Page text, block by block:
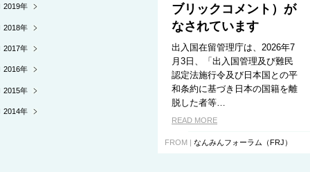
ブリックコメント）が
なされています
出入国在留管理庁は、2026年7
月3日、「出入国管理及び難民
認定法施行令及び日本国との平
和条約に基づき日本の国籍を離
脱した者等…
READ MORE
FROM | なんみんフォーラム（FRJ）
2019年
2018年
2017年
2016年
2015年
2014年